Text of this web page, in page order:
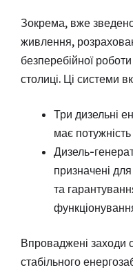
Зокрема, вже
живлення,
безперебійної
столиці. Ці системи
Три дизельні
має
Дизель-
призначені
та
Впроваджені заходи
стабільного